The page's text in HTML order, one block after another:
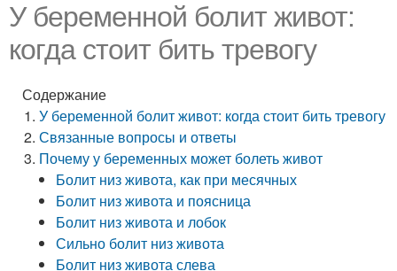
У беременной болит живот:
когда стоит бить тревогу
Содержание
У беременной болит живот: когда стоит бить тревогу
Связанные вопросы и ответы
Почему у беременных может болеть живот
Болит низ живота, как при месячных
Болит низ живота и поясница
Болит низ живота и лобок
Сильно болит низ живота
Болит низ живота слева